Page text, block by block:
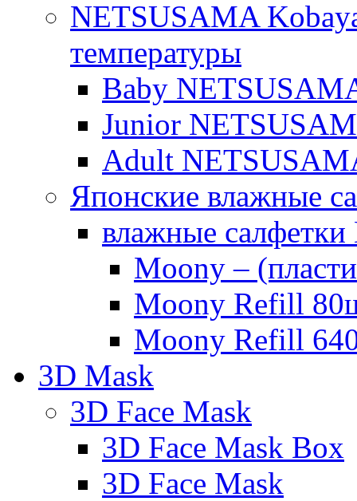
NETSUSAMA
температуры
Baby
Junior
Adult
Японские влажные
влажные
Moony –
Moony Refill
Moony Refill
3D Mask
3D Face Mask
3D Face Mask Box
3D Face Mask